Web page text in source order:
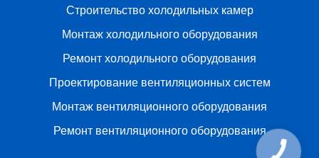
Строительство холодильных камер
Монтаж холодильного оборудования
Ремонт холодильного оборудования
Проектирование вентиляционных систем
Монтаж вентиляционного оборудования
Ремонт вентиляционного оборудования